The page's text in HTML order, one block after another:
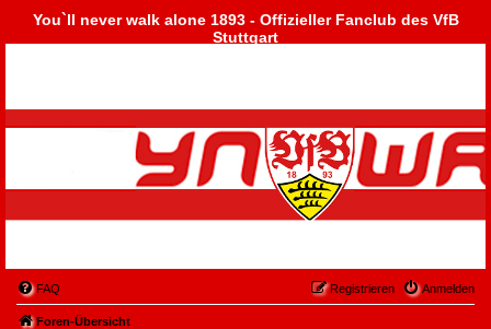
You`ll never walk alone 1893 - Offizieller Fanclub des VfB
Stuttgart
FAQ Anmelden
Registrieren
Foren-Übersicht